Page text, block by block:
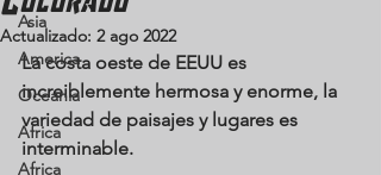
Asia
America
Oceania
Africa
Africa
Actualizado: 2 ago 2022
La costa oeste de EEUU es
increiblemente hermosa y enorme, la
variedad de paisajes y lugares es
interminable.